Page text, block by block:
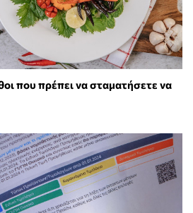
που πρέπει να σταματήσετε να